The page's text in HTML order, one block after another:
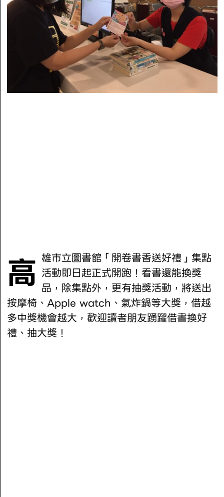
高雄市立圖書館「開卷書香送好禮」集點 活動即日起正式開跑！看書還能換獎
品，除集點外，更有抽獎活動，將送出
按摩椅、Apple watch、氣炸鍋等大獎，借越
多中獎機會越大，歡迎讀者朋友踴躍借書換好
禮、抽大獎！